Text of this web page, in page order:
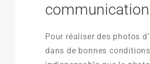
communication
Pour réaliser des photos
dans de bonnes